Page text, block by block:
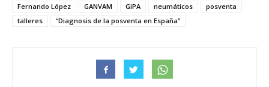
Fernando López GANVAM GiPA neumáticos
posventa
talleres
“Diagnosis de la posventa en España”